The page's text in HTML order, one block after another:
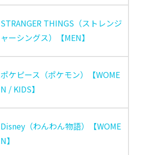
STRANGER THINGS（ストレンジ
ャーシングス）【MEN】
ポケピース（ポケモン）【WOME
N / KIDS】
Disney（わんわん物語）【WOME
N】